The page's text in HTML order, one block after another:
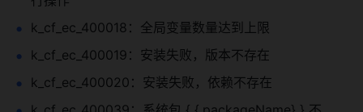
k_cf_ec_400018：全局变量数量达到上限
k_cf_ec_400019：安装失败，版本不存在
k_cf_ec_400020：安装失败，依赖不存在